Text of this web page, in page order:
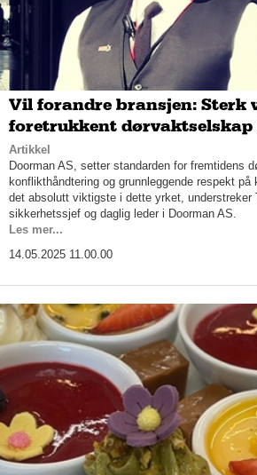
Vil forandre bransjen: Sterk
foretrukkent dørvaktselskap
Artikkel
Doorman AS, setter standarden for fremtidens
konflikthåndtering og grunnleggende respekt på
det absolutt viktigste i dette yrket, understreker
sikkerhetssjef og daglig leder i Doorman AS.
Les mer...
14.05.2025 11.00.00